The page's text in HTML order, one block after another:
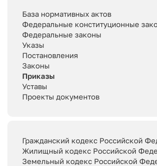
База нормативных актов
Федеральные конституционные
Федеральные законы
Указы
Постановления
Законы
Приказы
Уставы
Проекты документов
Гражданский кодекс Российской
Жилищный кодекс Российской
Земельный кодекс Российской